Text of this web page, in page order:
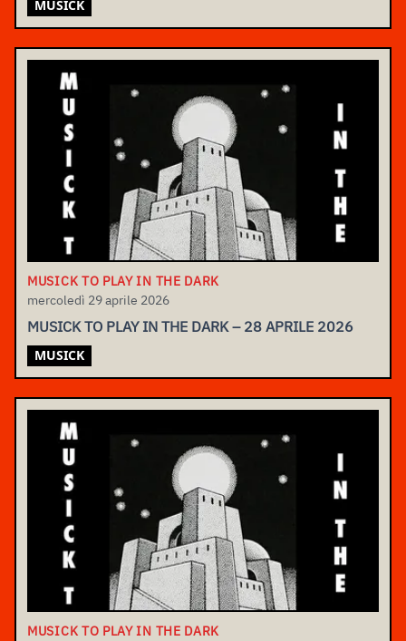
MUSICK
MUSICK TO PLAY IN THE DARK
mercoledì 29 aprile 2026
MUSICK TO PLAY IN THE DARK – 28 APRILE 2026
MUSICK
MUSICK TO PLAY IN THE DARK